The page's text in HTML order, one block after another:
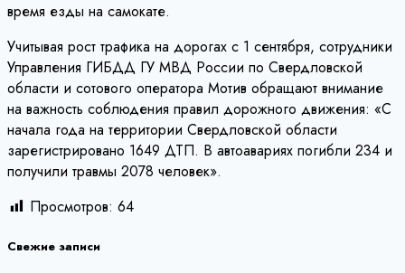
время езды на самокате.
Учитывая рост трафика на дорогах с 1 сентября, сотрудники
Управления ГИБДД ГУ МВД России по Свердловской
области и сотового оператора Мотив обращают внимание
на важность соблюдения правил дорожного движения: «С
начала года на территории Свердловской области
зарегистрировано 1649 ДТП. В автоавариях погибли 234 и
получили травмы 2078 человек».
Просмотров: 64
Свежие записи